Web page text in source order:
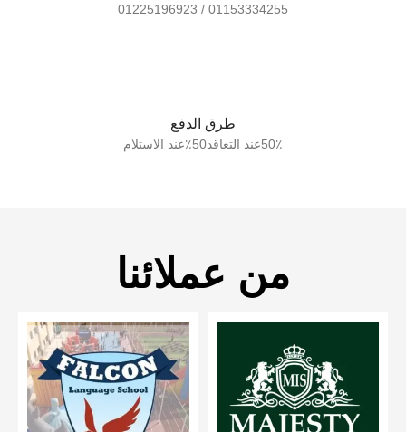
01153334255 / 01225196923
طرق الدفع
50٪عند التعاقد50٪عند الاستلام
من عملائنا